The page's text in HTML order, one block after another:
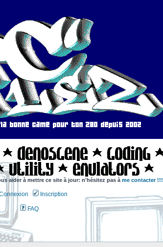
aider à mettre ce site à jour: n'hésitez pas à me contacter !!!
Inscription
FAQ